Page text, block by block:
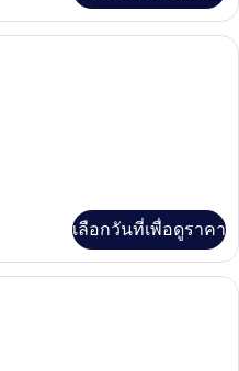
1 ห้องนอน, เครื่องนอนระดับพรีเมียม,
เลือกวันที่เพื่อดูราคา
1 ห้องนอน, เครื่องนอนระดับพรีเมียม,